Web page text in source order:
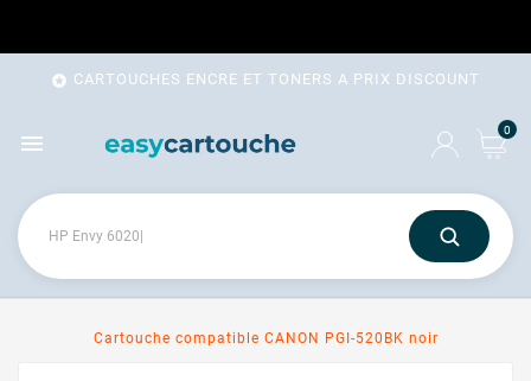
 CARTOUCHES ENCRE ET TONERS A PRIX DISCOUNT
 0
Cartouche compatible CANON PGI-520BK noir